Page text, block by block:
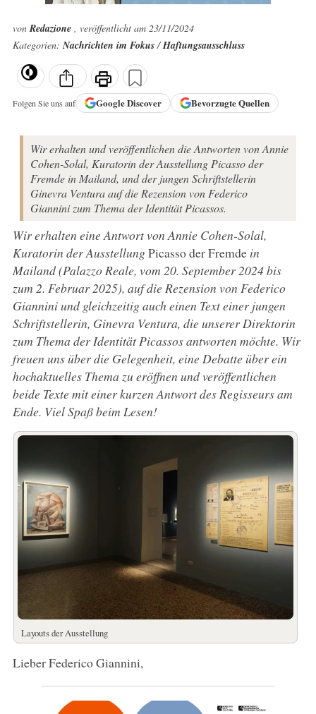
vonRedazione , veröffentlicht am 23/11/2024
Kategorien:Nachrichten im Fokus/Haftungsausschluss
Folgen Sie uns auf GoogleDiscover Bevorzugte Quellen
Wir erhalten und veröffentlichen die Antworten von Annie
Cohen-Solal, Kuratorin der Ausstellung Picasso der
Fremde in Mailand, und der jungen Schriftstellerin
Ginevra Ventura auf die Rezension von Federico
Giannini zum Thema der Identität Picassos.
Wir erhalten eine Antwort von Annie Cohen-Solal,
Kuratorin der AusstellungPicasso der Fremde in
Mailand (Palazzo Reale, vom 20. September 2024 bis
zum 2. Februar 2025), auf die Rezension von Federico
Giannini und gleichzeitig auch einen Text einer jungen
Schriftstellerin, Ginevra Ventura, die unserer Direktorin
zum Thema der Identität Picassos antworten möchte. Wir
freuen uns über die Gelegenheit, eine Debatte über ein
hochaktuelles Thema zu eröffnen und veröffentlichen
beide Texte mit einer kurzen Antwort des Regisseurs am
Ende. Viel Spaß beim Lesen!
Layouts der Ausstellung
Lieber Federico Giannini,